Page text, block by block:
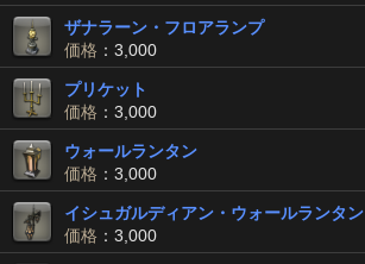
ザナラーン・フロアランプ
価格 ：3,000
プリケット
価格 ：3,000
ウォールランタン
価格 ：3,000
イシュガルディアン・ウォールランタン
価格 ：3,000